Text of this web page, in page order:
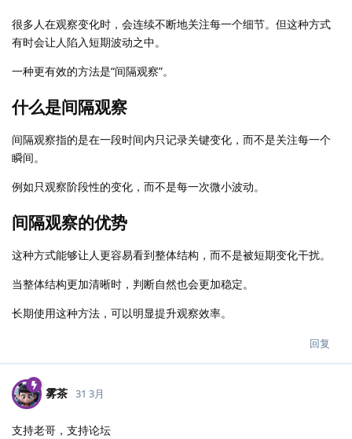
很多人在观察变化时，会连续不断地关注每一个细节。但这种方式
有时会让人陷入短期波动之中。
一种更有效的方法是“间隔观察”。
什么是间隔观察
间隔观察指的是在一段时间内只记录关键变化，而不是关注每一个
瞬间。
例如只观察阶段性的变化，而不是每一次微小波动。
间隔观察的优势
这种方式能够让人更容易看到整体结构，而不是被短期变化干扰。
当整体结构更加清晰时，判断自然也会更加稳定。
长期使用这种方法，可以明显提升观察效率。
回复
雾茶 31 3月
支持老哥，支持论坛